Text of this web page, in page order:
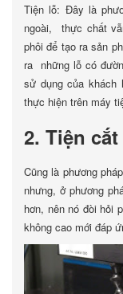
Tiện lỗ: Đây là
ngoài, thực chất
phôi để tạo ra sản
ra những lỗ có
sử dụng của khách
thực hiện trên máy
2. Tiện
Cũng là phương
nhưng, ở phương
hơn, nên nó đòi hỏi
không cao mới đáp